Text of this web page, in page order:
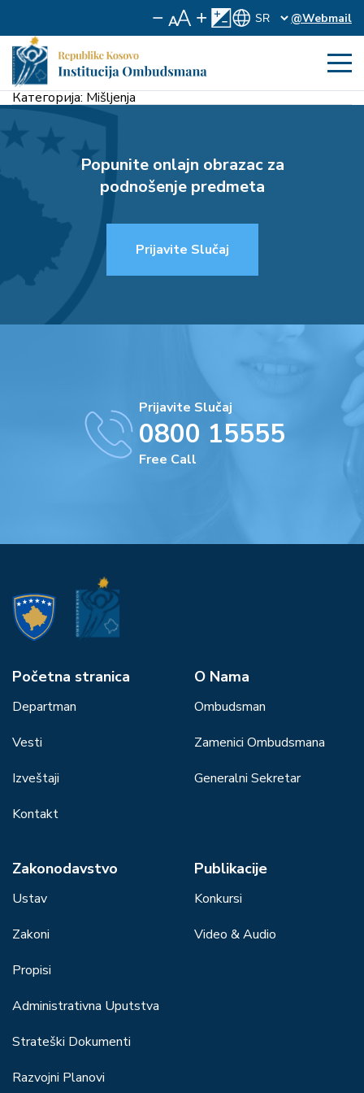
@Webmail
Категорија: Mišljenja
Popunite onlajn obrazac za
podnošenje predmeta
Prijavite Slučaj
Prijavite Slučaj
0800 15555
Free Call
Početna stranica
Departman
Vesti
Izveštaji
Kontakt
О Nama
Ombudsman
Zamenici Ombudsmana
Generalni Sekretar
Zakonodavstvo
Ustav
Zakoni
Propisi
Administrativna Uputstva
Strateški Dokumenti
Razvojni Planovi
Publikacije
Konkursi
Video & Audio